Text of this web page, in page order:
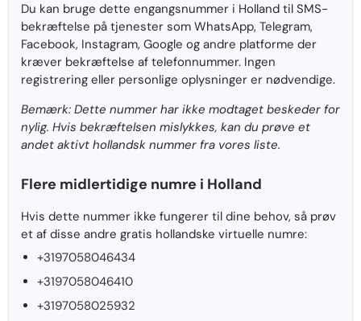
Du kan bruge dette engangsnummer i Holland til SMS-
bekræftelse på tjenester som WhatsApp, Telegram,
Facebook, Instagram, Google og andre platforme der
kræver bekræftelse af telefonnummer. Ingen
registrering eller personlige oplysninger er nødvendige.
Bemærk: Dette nummer har ikke modtaget beskeder for
nylig. Hvis bekræftelsen mislykkes, kan du prøve et
andet aktivt hollandsk nummer fra vores liste.
Flere midlertidige numre i Holland
Hvis dette nummer ikke fungerer til dine behov, så prøv
et af disse andre gratis hollandske virtuelle numre:
+3197058046434
+3197058046410
+3197058025932